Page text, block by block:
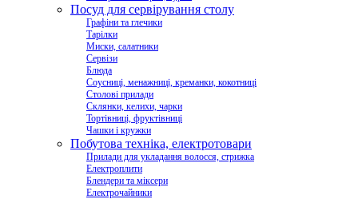
Посуд для сервірування столу
Графіни та глечики
Тарілки
Миски, салатники
Сервізи
Блюда
Соусниці, менажниці, креманки, кокотниці
Столові прилади
Склянки, келихи, чарки
Тортівниці, фруктівниці
Чашки і кружки
Побутова техніка, електротовари
Прилади для укладання волосся, стрижка
Електроплити
Блендери та міксери
Електрочайники